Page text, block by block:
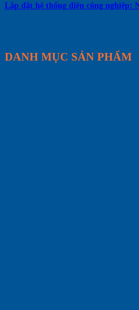
Lắp đặt hệ thống điện công nghiệp:
DANH MỤC SẢN PHẨM